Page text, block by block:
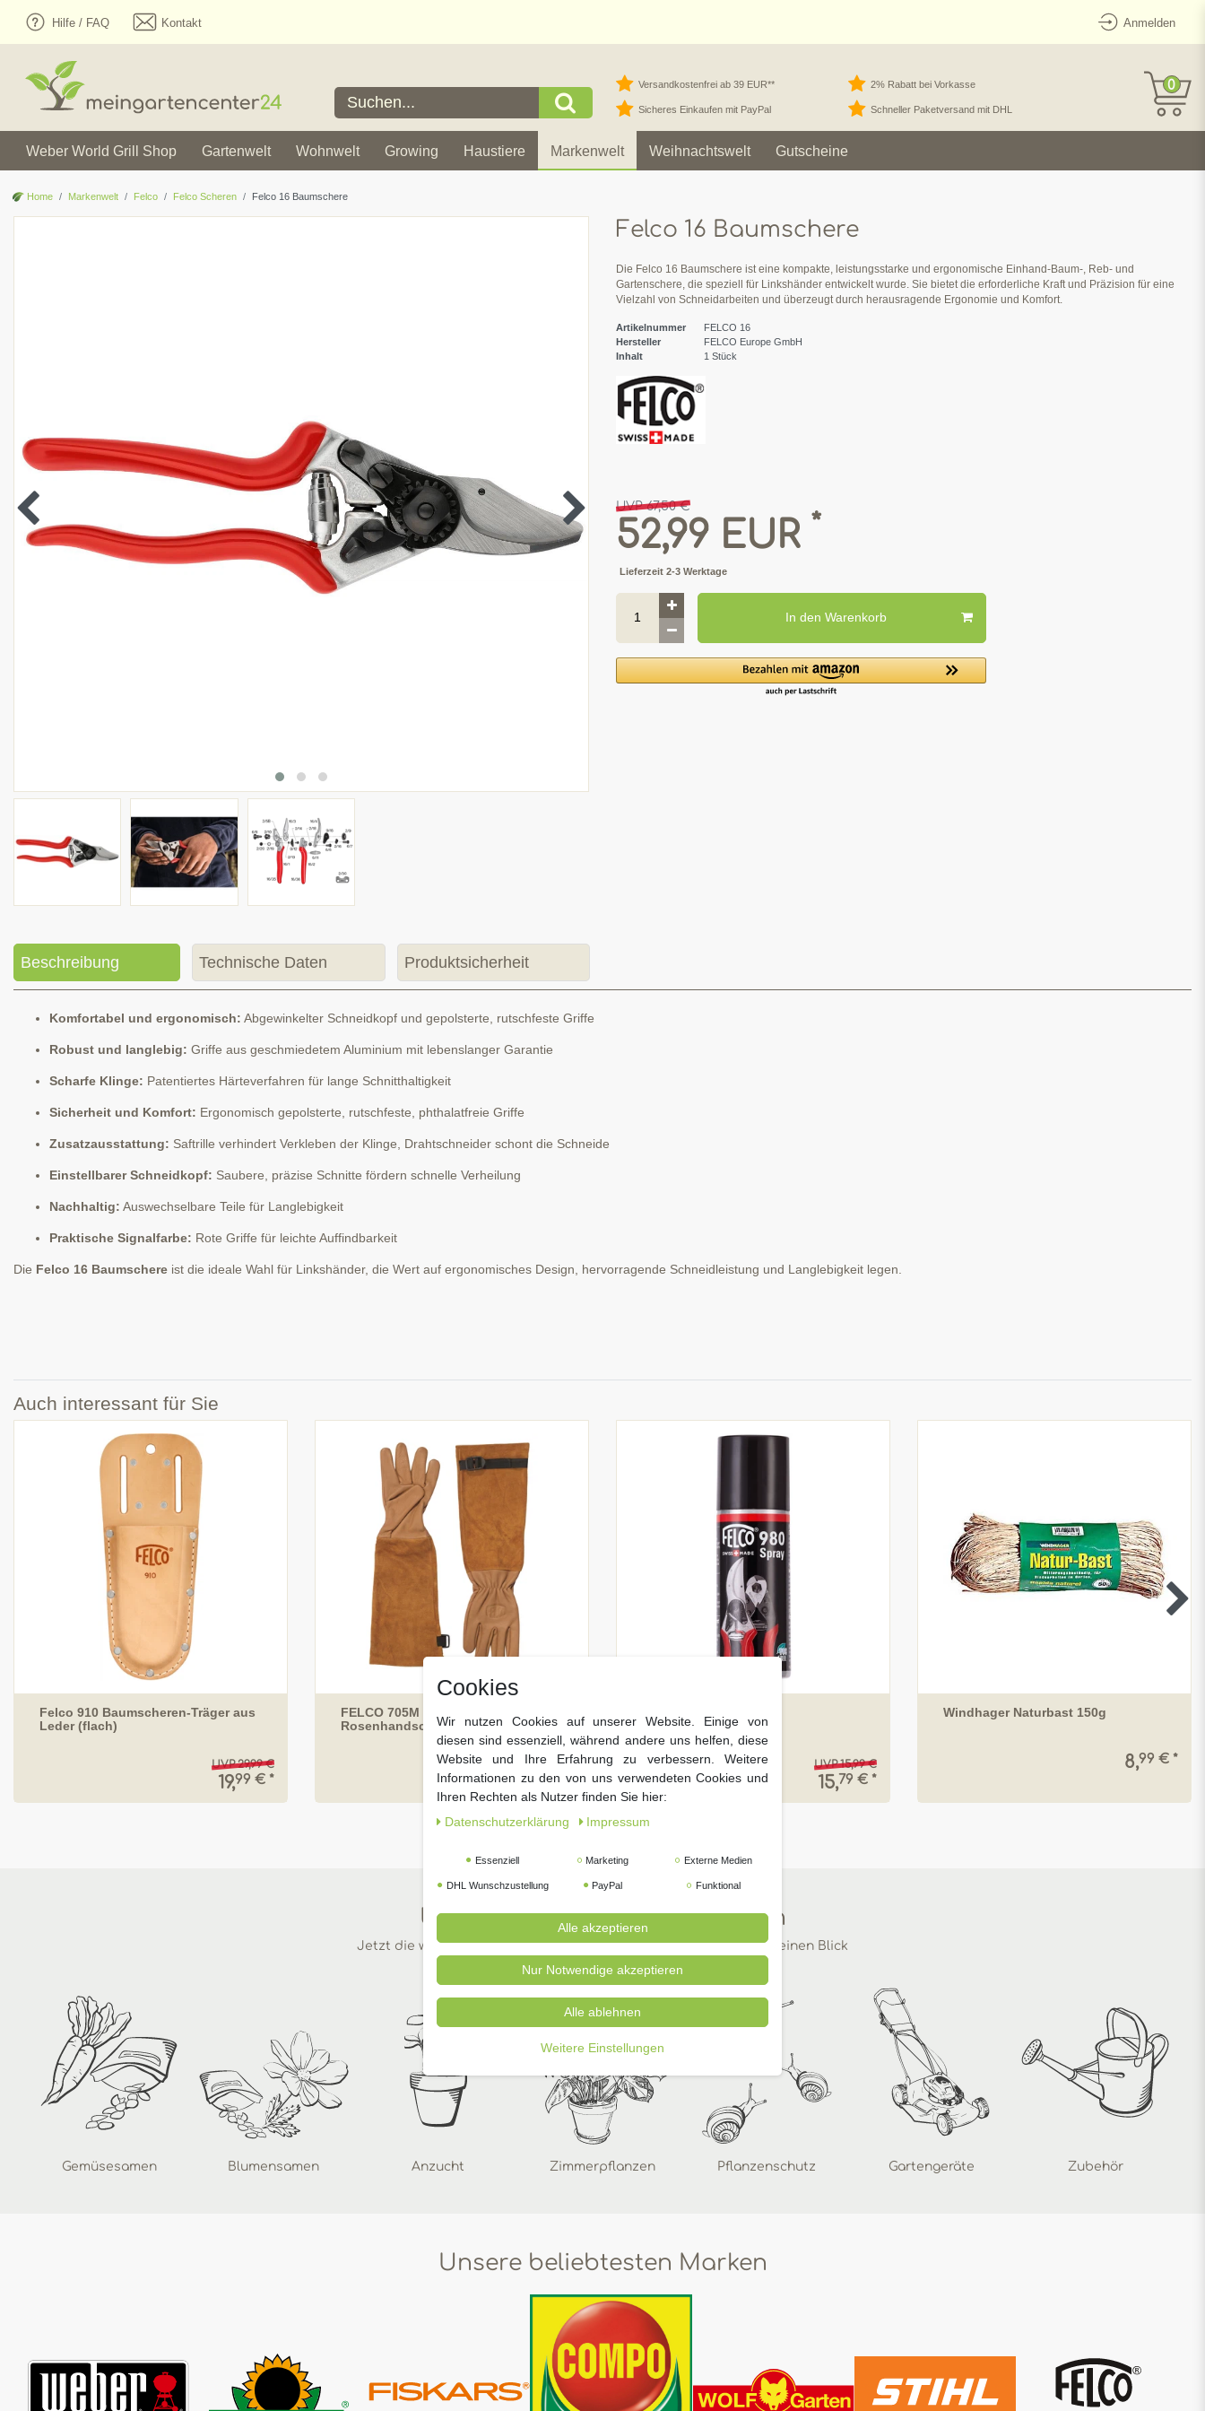
Hilfe / FAQ Kontakt Anmelden
Versandkostenfrei ab 39 EUR** 2% Rabatt bei Vorkasse
Sicheres Einkaufen mit PayPal Schneller Paketversand mit DHL
0
Weber World Grill Shop Gartenwelt Wohnwelt Growing Haustiere Markenwelt Weihnachtswelt Gutscheine
Home Markenwelt Felco Felco Scheren Felco 16 Baumschere
Felco 16 Baumschere
Die Felco 16 Baumschere ist eine kompakte, leistungsstarke und ergonomische Einhand-Baum-, Reb- und
Gartenschere, die speziell für Linkshänder entwickelt wurde. Sie bietet die erforderliche Kraft und Präzision für eine
Vielzahl von Schneidarbeiten und überzeugt durch herausragende Ergonomie und Komfort.
Artikelnummer
FELCO 16
Hersteller
FELCO Europe GmbH
Inhalt
1 Stück
UVP 67,50 €
52,99 EUR *
Lieferzeit 2-3 Werktage
In den Warenkorb
Beschreibung Technische Daten Produktsicherheit
Komfortabel und ergonomisch: Abgewinkelter Schneidkopf und gepolsterte, rutschfeste Griffe
Robust und langlebig: Griffe aus geschmiedetem Aluminium mit lebenslanger Garantie
Scharfe Klinge: Patentiertes Härteverfahren für lange Schnitthaltigkeit
Sicherheit und Komfort: Ergonomisch gepolsterte, rutschfeste, phthalatfreie Griffe
Zusatzausstattung: Saftrille verhindert Verkleben der Klinge, Drahtschneider schont die Schneide
Einstellbarer Schneidkopf: Saubere, präzise Schnitte fördern schnelle Verheilung
Nachhaltig: Auswechselbare Teile für Langlebigkeit
Praktische Signalfarbe: Rote Griffe für leichte Auffindbarkeit
Die Felco 16 Baumschere ist die ideale Wahl für Linkshänder, die Wert auf ergonomisches Design, hervorragende Schneidleistung und Langlebigkeit legen.
Auch interessant für Sie
Felco 910 Baumscheren-Träger aus
Leder (flach)
UVP 29,99 €
19,99 € *
FELCO 705M Premium Rindnarben-
Rosenhandschuhe, Größe M
UVP 41,75 €
38, 99 € *
UVP 15,99 €
15,79 € *
Windhager Naturbast 150g
8,99 € *
Unsere beliebtesten Kategorien
Jetzt die wichtigsten Dinge für Ihren Garten in wenigen Klicks auf einen Blick
Gemüsesamen Blumensamen Anzucht Zimmerpflanzen Pflanzenschutz Gartengeräte Zubehör
Unsere beliebtesten Marken
Cookies
Wir nutzen Cookies auf unserer Website. Einige von
diesen sind essenziell, während andere uns helfen, diese
Website und Ihre Erfahrung zu verbessern. Weitere
Informationen zu den von uns verwendeten Cookies und
Ihren Rechten als Nutzer finden Sie hier:
Daten­schutz­erklärung
Impressum
Essenziell Marketing Externe Medien
DHL Wunschzustellung PayPal Funktional
Alle akzeptieren
Nur Notwendige akzeptieren
Alle ablehnen
Weitere Einstellungen